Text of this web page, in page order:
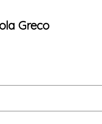
Greco